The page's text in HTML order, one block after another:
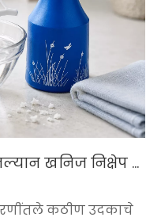
ट्रिगर फायन मिस्ट नोजलांतल्यान खनिज निक्षेप कशे निवळ करचे
कठीण उदकाचे